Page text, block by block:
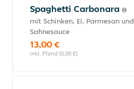
Spaghetti Carbonara
mit Schinken, Ei, Parmesan und
Sahnesauce
13,00 €
inkl. Pfand (0,00 €)